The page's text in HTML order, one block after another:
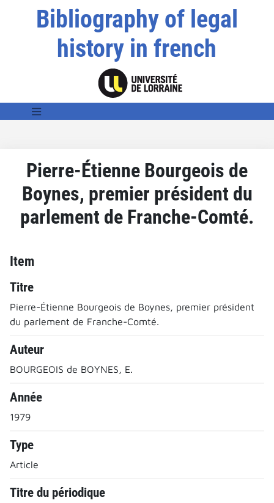
Bibliography of legal
history in french
Pierre-Étienne Bourgeois de
Boynes, premier président du
parlement de Franche-Comté.
Item
Titre
Pierre-Étienne Bourgeois de Boynes, premier président
du parlement de Franche-Comté.
Auteur
BOURGEOIS de BOYNES, E.
Année
1979
Type
Article
Titre du périodique